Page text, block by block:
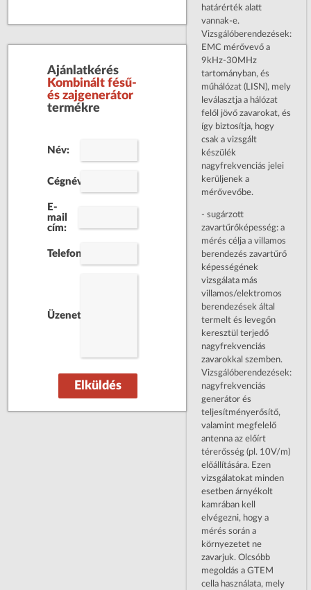
Ajánlatkérés
Kombinált fésű-
és zajgenerátor
termékre
Név:
Cégnév:
E-
mail
cím:
Telefonszám:
Üzenet:
Elküldés
határérték alatt
vannak-e.
Vizsgálóberendezések:
EMC mérővevő a
9kHz-30MHz
tartományban, és
műhálózat (LISN), mely
leválasztja a hálózat
felől jövő zavarokat, és
így biztosítja, hogy
csak a vizsgált
készülék
nagyfrekvenciás jelei
kerüljenek a
mérővevőbe.
- sugárzott
zavartűrőképesség: a
mérés célja a villamos
berendezés zavartűrő
képességének
vizsgálata más
villamos/elektromos
berendezések által
termelt és levegőn
keresztül terjedő
nagyfrekvenciás
zavarokkal szemben.
Vizsgálóberendezések:
nagyfrekvenciás
generátor és
teljesítményerősítő,
valamint megfelelő
antenna az előírt
térerősség (pl. 10V/m)
előállítására. Ezen
vizsgálatokat minden
esetben árnyékolt
kamrában kell
elvégezni, hogy a
mérés során a
környezetet ne
zavarjuk. Olcsóbb
megoldás a GTEM
cella használata, mely